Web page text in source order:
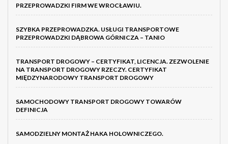
PRZEPROWADZKI FIRM WE WROCŁAWIU.
SZYBKA PRZEPROWADZKA. USŁUGI TRANSPORTOWE
PRZEPROWADZKI DĄBROWA GÓRNICZA – TANIO
TRANSPORT DROGOWY – CERTYFIKAT, LICENCJA. ZEZWOLENIE
NA TRANSPORT DROGOWY RZECZY. CERTYFIKAT
MIĘDZYNARODOWY TRANSPORT DROGOWY
SAMOCHODOWY TRANSPORT DROGOWY TOWARÓW
DEFINICJA
SAMODZIELNY MONTAŻ HAKA HOLOWNICZEGO.